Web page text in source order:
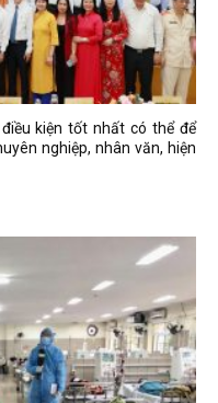
kiện tốt nhất có thể để
nghiệp, nhân văn, hiện